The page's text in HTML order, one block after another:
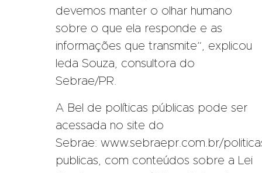
devemos manter o olhar humano
sobre o que ela responde e as
informações que transmite”, explicou
Ieda Souza, consultora do
Sebrae/PR.
A Bel de políticas públicas pode ser
acessada no site do
Sebrae: www.sebraepr.com.br/
publicas , com conteúdos sobre a Lei